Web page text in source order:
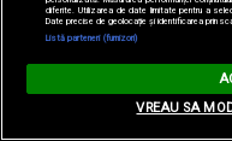
depărinți
diferite. Utilizarea de date limitate pentru a
Date precise de geolocație și identificarea prin
Listă parteneri (furnizori)
VREAU SA